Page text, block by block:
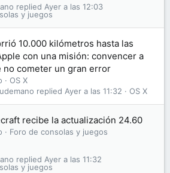
y juegos
Ayer a las 12:03
10.000 kilómetros hasta las
con una misión: convencer a
no cometer un gran error
OS X
OS X
Ayer a las 11:32
recibe la actualización 24.60
Foro de consolas y juegos
y juegos
Ayer a las 11:32